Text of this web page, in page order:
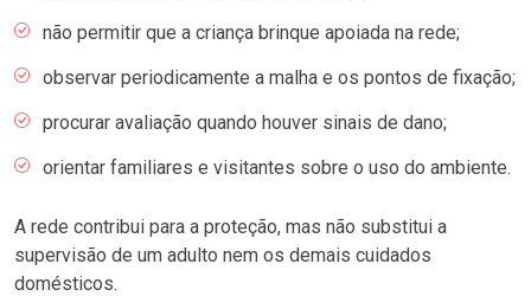
não permitir que a criança brinque apoiada na rede;
observar periodicamente a malha e os pontos de fixação;
procurar avaliação quando houver sinais de dano;
orientar familiares e visitantes sobre o uso do ambiente.
A rede contribui para a proteção, mas não substitui a
supervisão de um adulto nem os demais cuidados
domésticos.